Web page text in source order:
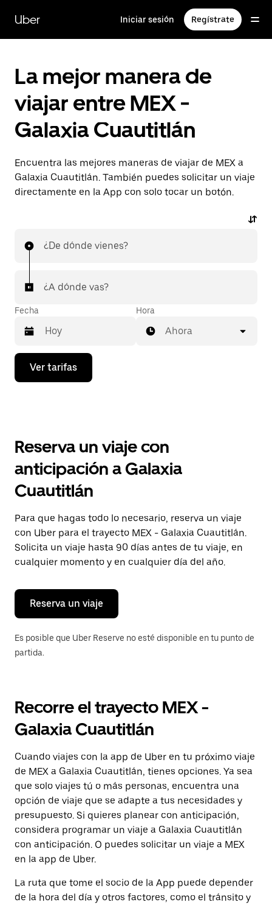
contenido
principal
Uber Iniciar sesión Regístrate
La mejor manera de
viajar entre MEX -
Galaxia Cuautitlán
Encuentra las mejores maneras de viajar de MEX a
Galaxia Cuautitlán. También puedes solicitar un viaje
directamente en la App con solo tocar un botón.
¿De dónde vienes?
¿A dónde vas?
Fecha
Presiona
flecha
el
y
selecciona
una
Presiona
la
tecla Esc
para
cerrar
el
Hora
Ahora
Ver tarifas
Reserva un viaje con
anticipación a Galaxia
Cuautitlán
Para que hagas todo lo necesario, reserva un viaje
con Uber para el trayecto MEX - Galaxia Cuautitlán.
Solicita un viaje hasta 90 días antes de tu viaje, en
cualquier momento y en cualquier día del año.
Reserva un viaje
Es posible que Uber Reserve no esté disponible en tu punto de
partida.
Recorre el trayecto MEX -
Galaxia Cuautitlán
Cuando viajes con la app de Uber en tu próximo viaje
de MEX a Galaxia Cuautitlán, tienes opciones. Ya sea
que solo viajes tú o más personas, encuentra una
opción de viaje que se adapte a tus necesidades y
presupuesto. Si quieres planear con anticipación,
considera programar un viaje a Galaxia Cuautitlán
con anticipación. O puedes solicitar un viaje a MEX
en la app de Uber.
La ruta que tome el socio de la App puede depender
de la hora del día y otros factores, como el tránsito y